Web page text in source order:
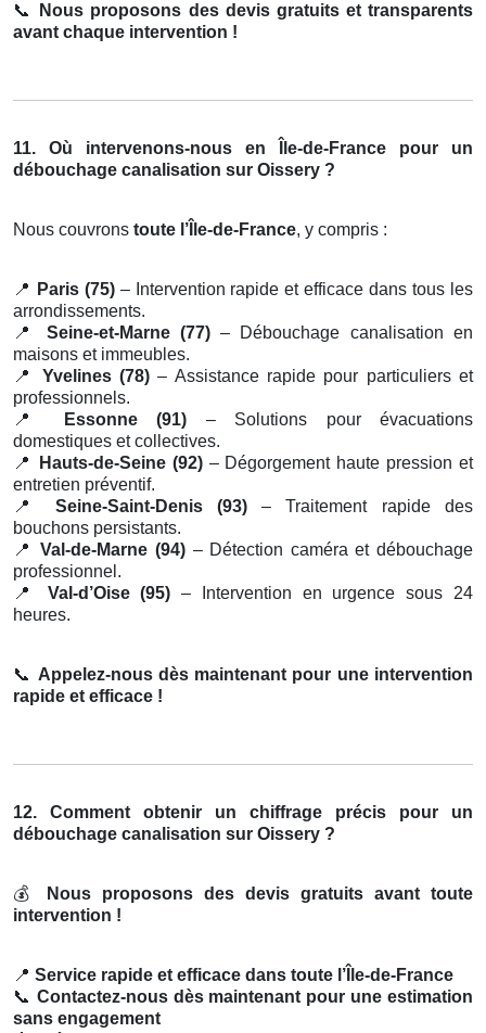
📞
Nous proposons des devis gratuits et transparents
avant chaque intervention !
11. Où intervenons-nous en Île-de-France pour un
débouchage canalisation sur Oissery ?
Nous couvrons toute l’Île-de-France, y compris :
📍 Paris (75)– Intervention rapide et efficace dans tous les
arrondissements.
📍
Seine-et-Marne (77)– Débouchage canalisation en
maisons et immeubles.
📍
Yvelines (78) – Assistance rapide pour particuliers et
professionnels.
📍
Essonne (91) – Solutions pour évacuations
domestiques et collectives.
📍
Hauts-de-Seine (92)– Dégorgement haute pression et
entretien préventif.
📍
Seine-Saint-Denis (93)– Traitement rapide des
bouchons persistants.
📍
Val-de-Marne (94)– Détection caméra et débouchage
professionnel.
📍
Val-d’Oise (95) – Intervention en urgence sous 24
heures.
📞 Appelez-nous dès maintenant pour une intervention
rapide et efficace !
12. Comment obtenir un chiffrage précis pour un
débouchage canalisation sur Oissery ?
💰
Nous proposons des devis gratuits avant toute
intervention !
📍 Service rapide et efficace dans toute l’Île-de-France
📞 Contactez-nous dès maintenant pour une estimation
sans engagement